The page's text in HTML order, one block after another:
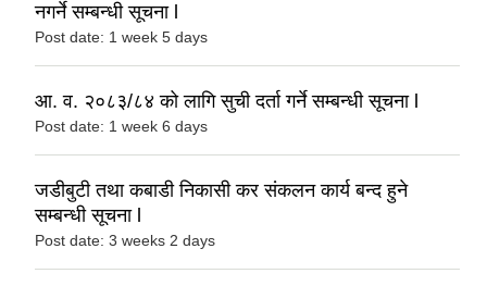
नगर्ने सम्बन्धी सूचना l
Post date: 1 week 5 days
आ. व. २०८३/८४ को लागि सुची दर्ता गर्ने सम्बन्धी सूचना l
Post date: 1 week 6 days
जडीबुटी तथा कबाडी निकासी कर संकलन कार्य बन्द हुने
सम्बन्धी सूचना l
Post date: 3 weeks 2 days